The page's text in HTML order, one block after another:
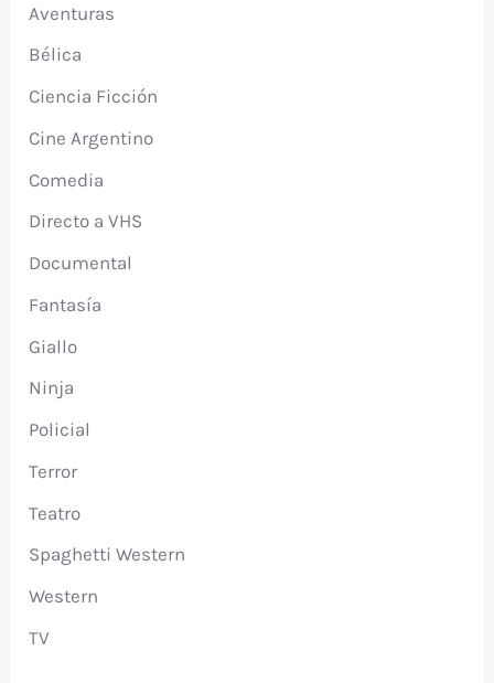
Aventuras
Bélica
Ciencia Ficción
Cine Argentino
Comedia
Directo a VHS
Documental
Fantasía
Giallo
Ninja
Policial
Terror
Teatro
Spaghetti Western
Western
TV